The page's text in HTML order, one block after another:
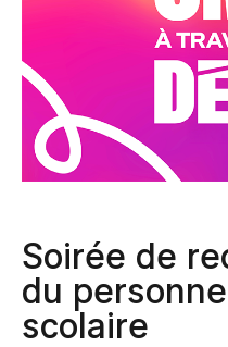
Soirée de
du
scolaire